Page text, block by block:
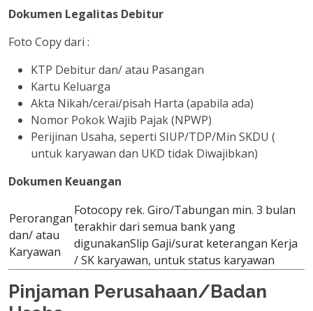
Dokumen Legalitas Debitur
Foto Copy dari :
KTP Debitur dan/ atau Pasangan
Kartu Keluarga
Akta Nikah/cerai/pisah Harta (apabila ada)
Nomor Pokok Wajib Pajak (NPWP)
Perijinan Usaha, seperti SIUP/TDP/Min SKDU (
untuk karyawan dan UKD tidak Diwajibkan)
Dokumen Keuangan
Perorangan
dan/ atau
Karyawan
Fotocopy rek. Giro/Tabungan min. 3 bulan
terakhir dari semua bank yang
digunakanSlip Gaji/surat keterangan Kerja
/ SK karyawan, untuk status karyawan
Pinjaman Perusahaan/Badan